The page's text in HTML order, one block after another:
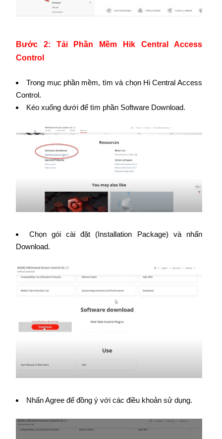
Bước 2: Tải Phần Mềm Hik Central Access
Control
Trong mục phần mềm, tìm và chọn Hi Central Access
Control.
Kéo xuống dưới để tìm phần Software Download.
Chọn gói cài đặt (Installation Package) và nhấn
Download.
Nhấn Agree để đồng ý với các điều khoản sử dụng.